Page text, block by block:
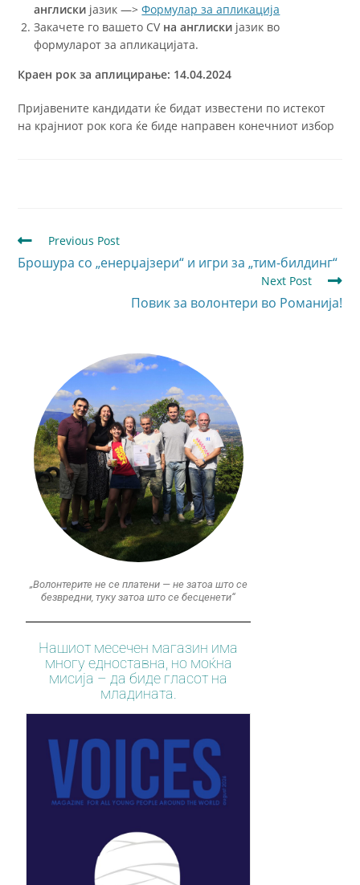
англиски јазик —>Формулар за апликација
Закачете го вашето CV на англиски јазик во
формуларот за апликацијата.
Краен рок за аплицирање: 14.04.2024
Пријавените кандидати ќе бидат известени по истекот
на крајниот рок кога ќе биде направен конечниот избор
Previous Post
Брошура со „енерџајзери“ и игри за „тим-билдинг“
Next Post
Повик за волонтери во Романија!
„Волонтерите не се платени — не затоа што се
безвредни, туку затоа што се бесценети“
Нашиот месечен магазин има
многу едноставна, но моќна
мисија – да биде гласот на
младината.